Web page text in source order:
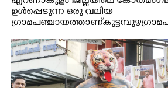
ഉൾപ്പെടുന്ന ഒരു വലിയ
ഗ്രാമപഞ്ചായത്താണ് കുട്ടമ്പുഴ
ആദിവാസി ഊരുകളായ
ഉറിയംപെട്ടി, തേക്കല്ല്,
സ്ഥലങ്ങളിലേക്കുള്ള പ്രധാന
കാണുന്ന കടത്ത് വള്ളം